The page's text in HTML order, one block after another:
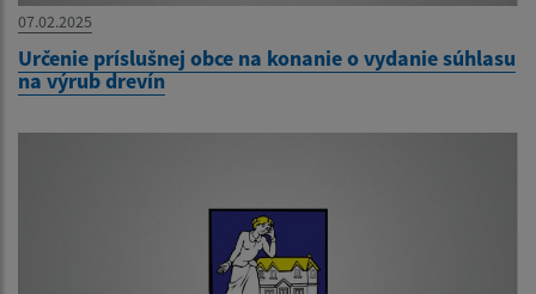
07.02.2025
Určenie príslušnej obce na konanie o vydanie súhlasu
na výrub drevín